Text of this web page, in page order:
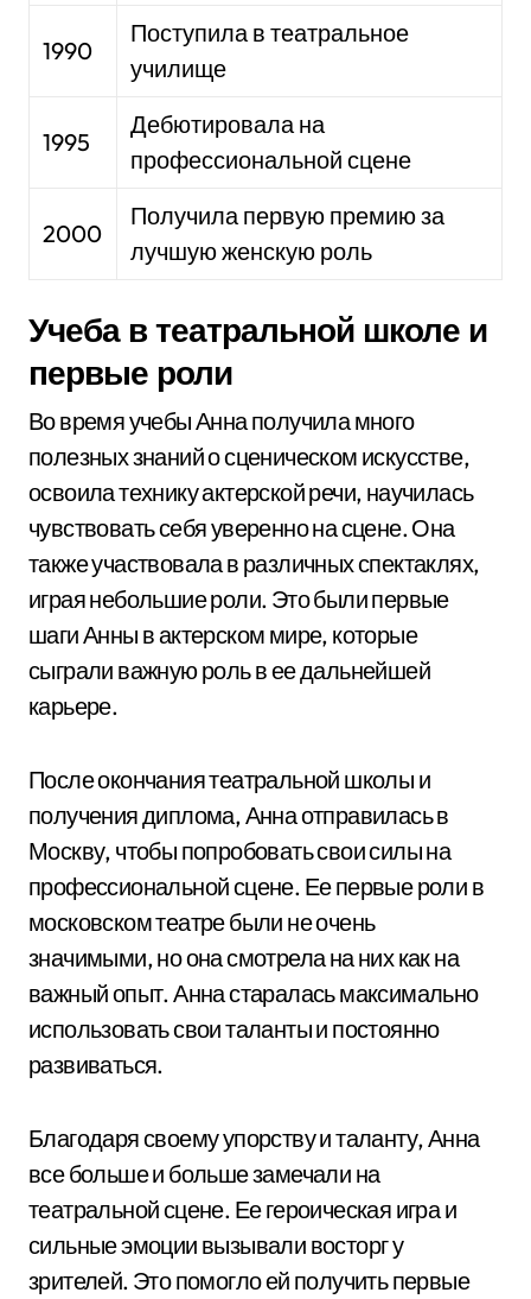
1990
Поступила в театральное
училище
1995
Дебютировала на
профессиональной сцене
2000
Получила первую премию за
лучшую женскую роль
Учеба в театральной школе и
первые роли
Во время учебы Анна получила много
полезных знаний о сценическом искусстве,
освоила технику актерской речи, научилась
чувствовать себя уверенно на сцене. Она
также участвовала в различных спектаклях,
играя небольшие роли. Это были первые
шаги Анны в актерском мире, которые
сыграли важную роль в ее дальнейшей
карьере.
После окончания театральной школы и
получения диплома, Анна отправилась в
Москву, чтобы попробовать свои силы на
профессиональной сцене. Ее первые роли в
московском театре были не очень
значимыми, но она смотрела на них как на
важный опыт. Анна старалась максимально
использовать свои таланты и постоянно
развиваться.
Благодаря своему упорству и таланту, Анна
все больше и больше замечали на
театральной сцене. Ее героическая игра и
сильные эмоции вызывали восторг у
зрителей. Это помогло ей получить первые